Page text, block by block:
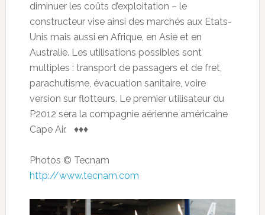
diminuer les coûts d’exploitation – le
constructeur vise ainsi des marchés aux Etats-
Unis mais aussi en Afrique, en Asie et en
Australie. Les utilisations possibles sont
multiples : transport de passagers et de fret,
parachutisme, évacuation sanitaire, voire
version sur flotteurs. Le premier utilisateur du
P2012 sera la compagnie aérienne américaine
Cape Air. ♦♦♦
Photos © Tecnam
http://www.tecnam.com